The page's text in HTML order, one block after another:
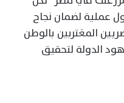
عملية لضمان نجاح
المغتربين بالوطن
الدولة لتحقيق